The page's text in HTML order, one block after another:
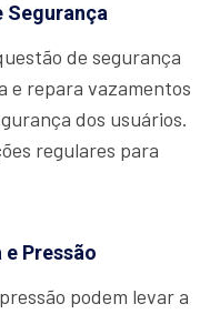
Segurança
de segurança
e repara vazamentos
dos usuários.
regulares para
Pressão
podem levar a